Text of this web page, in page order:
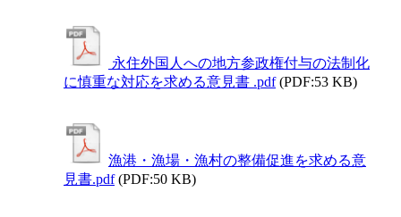
永住外国人への地方参政権付与の法制化
に慎重な対応を求める意見書 .pdf (PDF:53 KB)
漁港・漁場・漁村の整備促進を求める意
見書.pdf (PDF:50 KB)